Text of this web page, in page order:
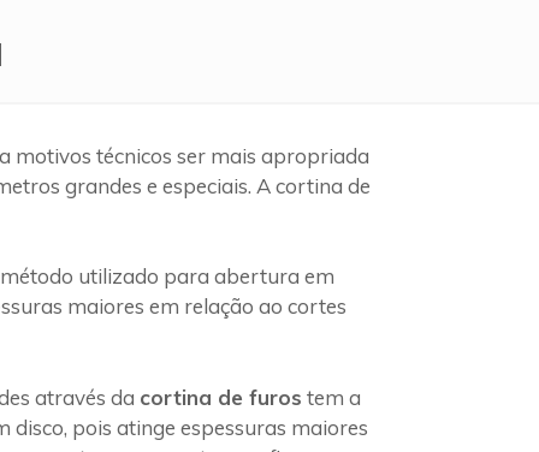
motivos técnicos ser mais apropriada
grandes e especiais. A cortina de
utilizado para abertura em
maiores em relação ao cortes
através da cortina de furos tem a
pois atinge espessuras maiores